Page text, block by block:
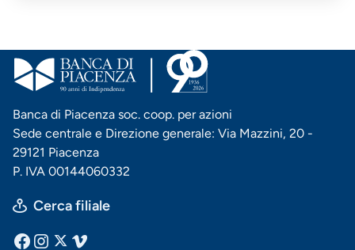
Banca di Piacenza soc. coop. per azioni
Sede centrale e Direzione generale: Via Mazzini, 20 -
29121 Piacenza
P. IVA 00144060332
Cerca filiale